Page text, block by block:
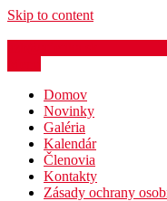
Skip to content
Domov
Novinky
Galéria
Kalendár
Členovia
Kontakty
Zásady ochrany